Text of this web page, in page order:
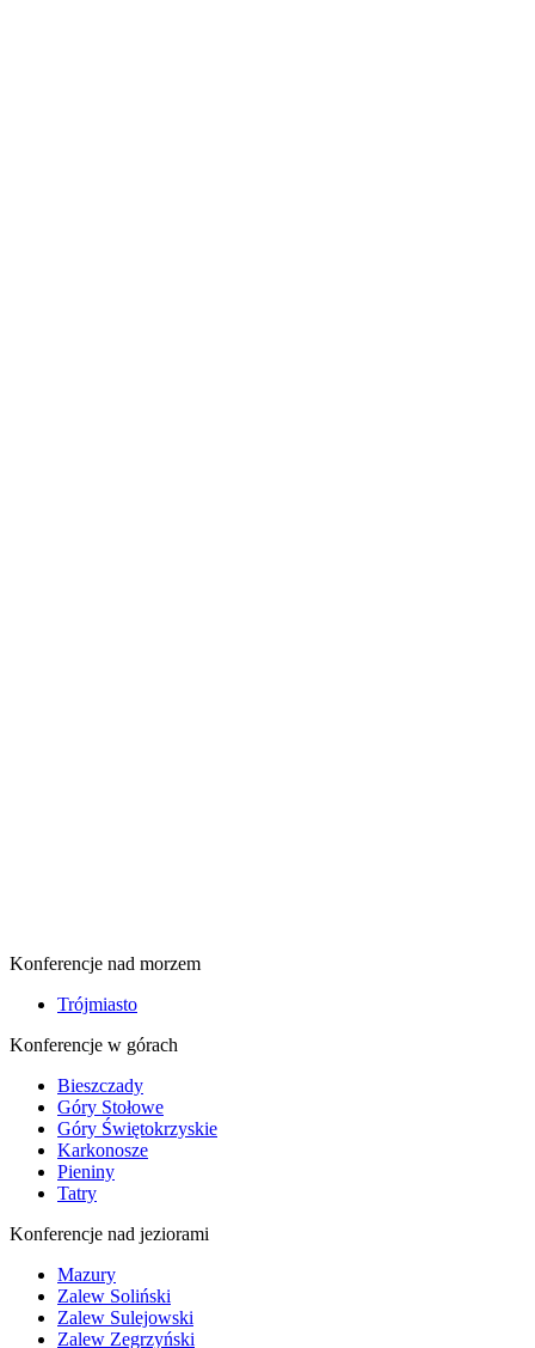
Konferencje nad morzem
Trójmiasto
Konferencje w górach
Bieszczady
Góry Stołowe
Góry Świętokrzyskie
Karkonosze
Pieniny
Tatry
Konferencje nad jeziorami
Mazury
Zalew Soliński
Zalew Sulejowski
Zalew Zegrzyński